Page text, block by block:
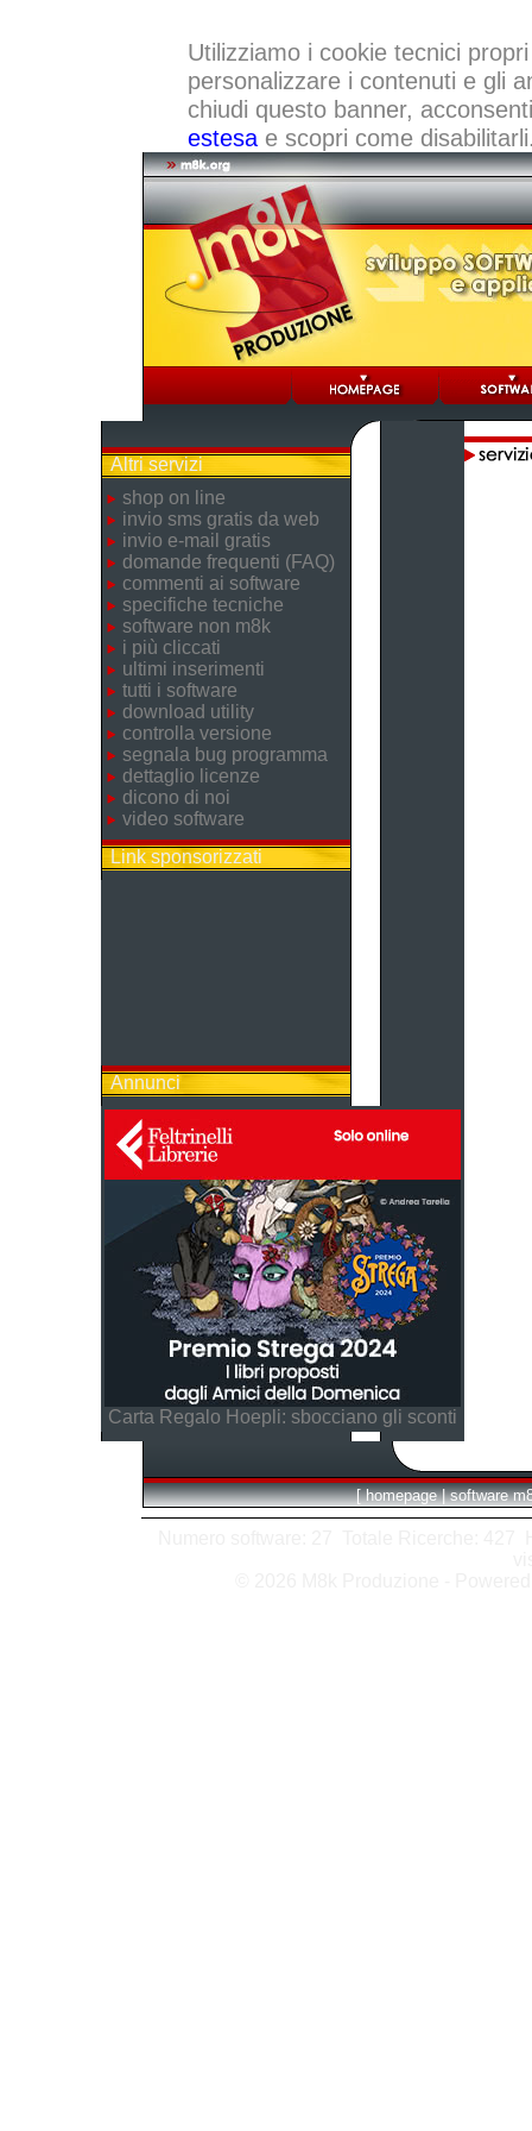
Utilizziamo i cookie tecnici
personalizzare i contenuti e gli
chiudi questo banner,
estesae scopri come
Altri servizi
shop on line
invio sms gratis da web
invio e-mail gratis
domande frequenti (FAQ)
commenti ai software
specifiche tecniche
software non m8k
i più cliccati
ultimi inserimenti
tutti i software
download utility
controlla versione
segnala bug programma
dettaglio licenze
dicono di noi
video software
Link sponsorizzati
Annunci
Carta Regalo Hoepli: sbocciano gli sconti
[ homepage | software